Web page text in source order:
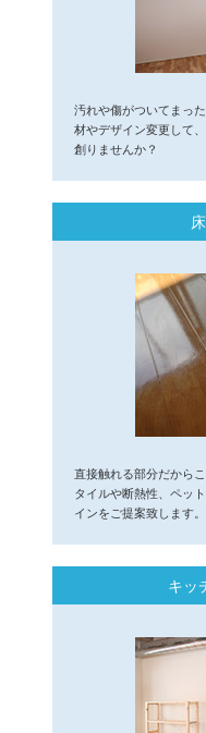
汚れや傷がついてまっ
材やデザイン変更して
創りませんか？
直接触れる部分だから
タイルや断熱性、ペッ
インをご提案致します。
キッ